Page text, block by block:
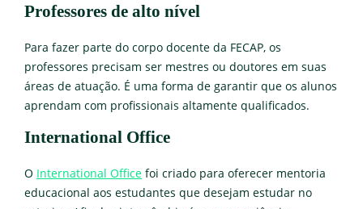
Professores de alto nível
Para fazer parte do corpo docente da FECAP, os
professores precisam ser mestres ou doutores em suas
áreas de atuação. É uma forma de garantir que os alunos
aprendam com profissionais altamente qualificados.
International Office
O International Office foi criado para oferecer mentoria
educacional aos estudantes que desejam estudar no